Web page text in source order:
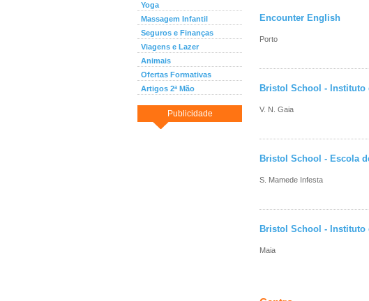
Yoga
Massagem Infantil
Seguros e Finanças
Viagens e Lazer
Animais
Ofertas Formativas
Artigos 2ª Mão
Publicidade
Encounter English
Porto
Bristol School - Instituto
V. N. Gaia
Bristol School - Escola
S. Mamede Infesta
Bristol School - Instituto
Maia